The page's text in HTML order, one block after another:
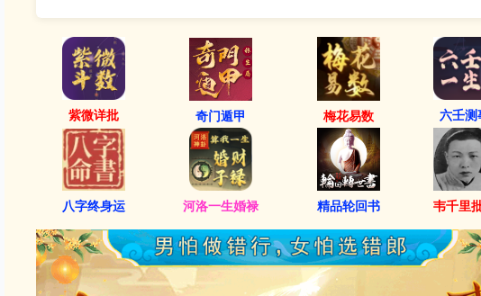
紫微详批 奇门遁甲 梅花易数 六壬测
八字终身运 河洛一生婚禄 精品轮回书 韦千里